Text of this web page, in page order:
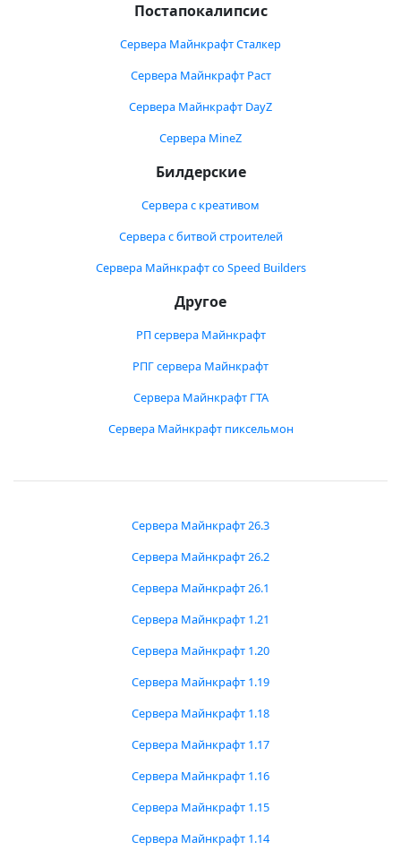
Постапокалипсис
Сервера Майнкрафт Сталкер
Сервера Майнкрафт Раст
Сервера Майнкрафт DayZ
Сервера MineZ
Билдерские
Сервера с креативом
Сервера с битвой строителей
Сервера Майнкрафт со Speed Builders
Другое
РП сервера Майнкрафт
РПГ сервера Майнкрафт
Сервера Майнкрафт ГТА
Сервера Майнкрафт пиксельмон
Сервера Майнкрафт 26.3
Сервера Майнкрафт 26.2
Сервера Майнкрафт 26.1
Сервера Майнкрафт 1.21
Сервера Майнкрафт 1.20
Сервера Майнкрафт 1.19
Сервера Майнкрафт 1.18
Сервера Майнкрафт 1.17
Сервера Майнкрафт 1.16
Сервера Майнкрафт 1.15
Сервера Майнкрафт 1.14